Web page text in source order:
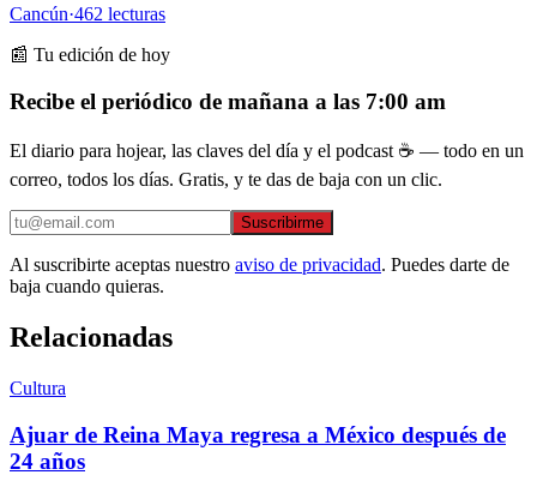
Cancún·462 lecturas
📰 Tu edición de hoy
Recibe el periódico de mañana a las 7:00 am
El diario para hojear, las claves del día y el podcast ☕ — todo en un
correo, todos los días. Gratis, y te das de baja con un clic.
Suscribirme
Al suscribirte aceptas nuestro aviso de privacidad. Puedes darte de
baja cuando quieras.
Relacionadas
Cultura
Ajuar de Reina Maya regresa a México después de
24 años